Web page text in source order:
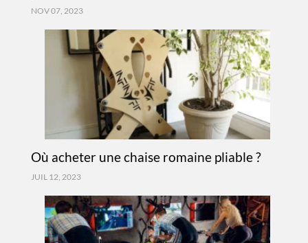
NOV 07, 2023
Où acheter une chaise romaine pliable ?
JUIL 12, 2023